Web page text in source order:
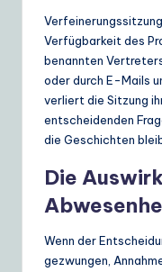
Verfügbarkeit des
benannten
oder durch E-Mails
verliert die Sitzung
entscheidenden
die Geschichten
Die
Wenn der
gezwungen,